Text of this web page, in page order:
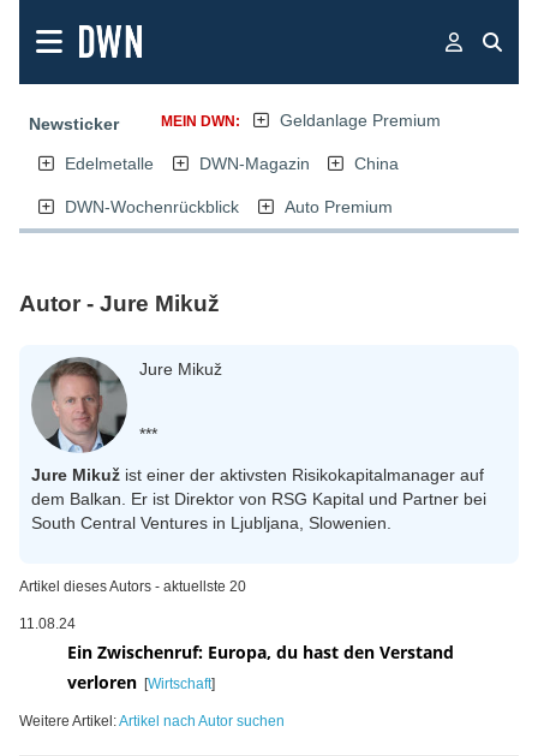
Newsticker MEIN DWN: Geldanlage Premium
Edelmetalle DWN-Magazin China
DWN-Wochenrückblick Auto Premium
Autor - Jure Mikuž
Jure Mikuž
***
Jure Mikuž ist einer der aktivsten Risikokapitalmanager auf
dem Balkan. Er ist Direktor von RSG Kapital und Partner bei
South Central Ventures in Ljubljana, Slowenien.
Artikel dieses Autors - aktuellste 20
11.08.24
Ein Zwischenruf: Europa, du hast den Verstand
verloren [Wirtschaft]
Weitere Artikel:Artikel nach Autor suchen